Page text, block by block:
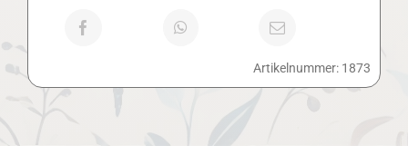
Artikelnummer: 1873